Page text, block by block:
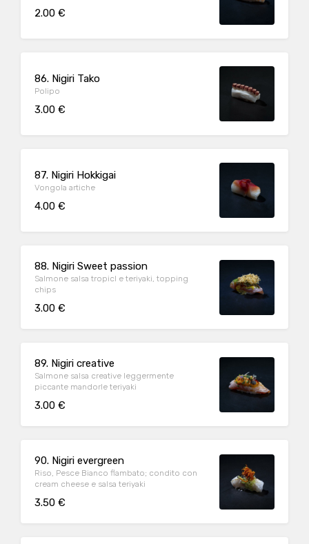
2.00 €
86. Nigiri Tako
Polipo
3.00 €
87. Nigiri Hokkigai
Vongola artiche
4.00 €
88. Nigiri Sweet passion
Salmone salsa tropicl e teriyaki, topping
chips
3.00 €
89. Nigiri creative
Salmone salsa creative leggermente
piccante mandorle teriyaki
3.00 €
90. Nigiri evergreen
Riso, Pesce Bianco flambato; condito con
cream cheese e salsa teriyaki
3.50 €